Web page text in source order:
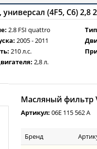
(4F5, C6) 2,8
2.8 FSI quattro
2005 - 2011
210 л.с.
2,8 л.
Масляный фильтр
Артикул: 06E 115 562 A
Бренд